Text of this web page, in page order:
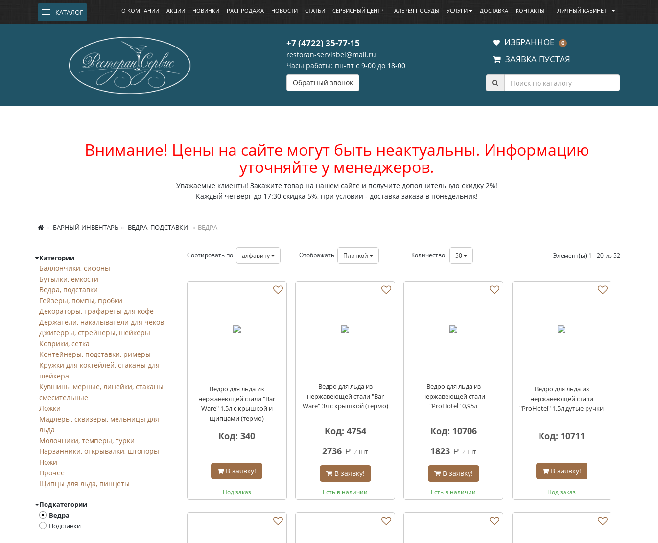
КАТАЛОГ О КОМПАНИИ АКЦИИ НОВИНКИ РАСПРОДАЖА НОВОСТИ СТАТЬИ СЕРВИСНЫЙ ЦЕНТР ГАЛЕРЕЯ ПОСУДЫ УСЛУГИ ДОСТАВКА КОНТАКТЫ ЛИЧНЫЙ КАБИНЕТ
+7 (4722) 35-77-15
restoran-servisbel@mail.ru
Часы работы: пн-пт с 9-00 до 18-00
Обратный звонок
ИЗБРАННОЕ 0
ЗАЯВКА ПУСТАЯ
Внимание! Цены на сайте могут быть неактуальны. Информацию
уточняйте у менеджеров.
Уважаемые клиенты! Закажите товар на нашем сайте и получите дополнительную скидку 2%!
Каждый четверг до 17:30 скидка 5%, при условии - доставка заказа в понедельник!
БАРНЫЙ ИНВЕНТАРЬ ВЕДРА, ПОДСТАВКИ ВЕДРА
Ведра
Категории
Баллончики, сифоны
Бутылки, ёмкости
Ведра, подставки
Гейзеры, помпы, пробки
Декораторы, трафареты для кофе
Держатели, накалыватели для чеков
Джигерры, стрейнеры, шейкеры
Коврики, сетка
Контейнеры, подставки, римеры
Кружки для коктейлей, стаканы для
шейкера
Кувшины мерные, линейки, стаканы
смесительные
Ложки
Мадлеры, сквизеры, мельницы для
льда
Молочники, темперы, турки
Нарзанники, открывалки, штопоры
Ножи
Прочее
Щипцы для льда, пинцеты
Подкатегории
Ведра
Подставки
Сортировать по алфавиту Отображать Плиткой Количество 50 Элемент(ы) 1 - 20 из 52
Ведро для льда из
нержавеющей стали "Bar
Ware" 1,5л с крышкой и
щипцами (термо)
Код: 340
В заявку!
Под заказ
Ведро для льда из
нержавеющей стали "Bar
Ware" 3л с крышкой (термо)
Код: 4754
2736 q шт
В заявку!
Есть в наличии
Ведро для льда из
нержавеющей стали
"ProHotel" 0,95л
Код: 10706
1823 q шт
В заявку!
Есть в наличии
Ведро для льда из
нержавеющей стали
"ProHotel" 1,5л дутые ручки
Код: 10711
В заявку!
Под заказ